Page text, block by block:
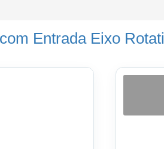
Entrada Eixo